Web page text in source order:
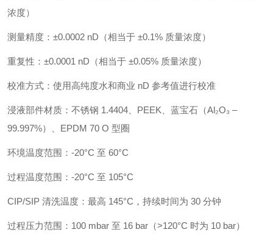
浓度）
测量精度：±0.0002 nD（相当于 ±0.1% 质量浓度）
重复性：±0.0001 nD（相当于 ±0.05% 质量浓度）
校准方式：使用高纯度水和商业 nD 参考值进行校准
浸液部件材质：不锈钢 1.4404、PEEK、蓝宝石（Al₂O₃ –
99.997%）、EPDM 70 O 型圈
环境温度范围：-20°C 至 60°C
过程温度范围：-20°C 至 105°C
CIP/SIP 清洗温度：最高 145°C，持续时间为 30 分钟
过程压力范围：100 mbar 至 16 bar（>120°C 时为 10 bar）